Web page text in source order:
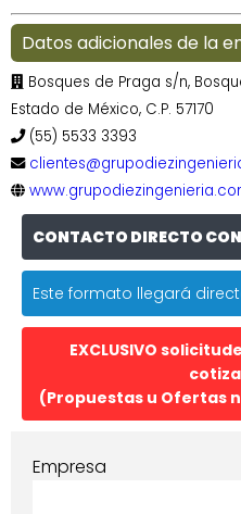
Datos adicionales de la
Bosques de Praga s/n,
Estado de México, C.P. 57170
(55) 5533 3393
CONTACTO DIRECTO CON
Este formato llegará
EXCLUSIVO
(Propuestas u Ofertas
Empresa